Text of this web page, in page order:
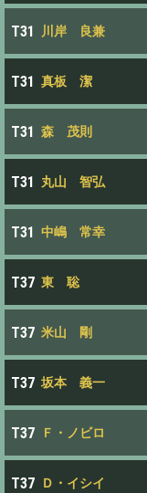
T31 川岸 良兼
T31 真板 潔
T31 森 茂則
T31 丸山 智弘
T31 中嶋 常幸
T37 東 聡
T37 米山 剛
T37 坂本 義一
T37 Ｆ・ノビロ
T37 Ｄ・イシイ